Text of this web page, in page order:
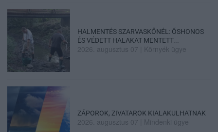
HALMENTÉS SZARVASKŐNÉL: ŐSHONOS
ÉS VÉDETT HALAKAT MENTETT...
2026. augusztus 07 Környék ügye
ZÁPOROK, ZIVATAROK KIALAKULHATNAK
2026. augusztus 07 Mindenki ügye